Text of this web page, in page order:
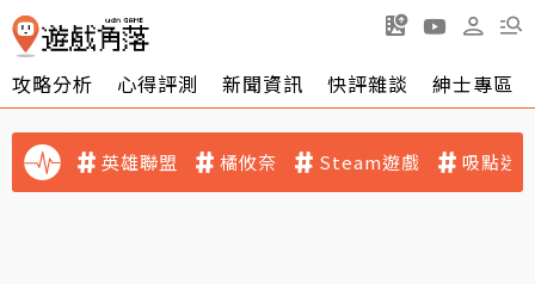
攻略分析 心得評測 新聞資訊 快評雜談 紳士專區
英雄聯盟 橘攸奈 Steam遊戲 吸點迷